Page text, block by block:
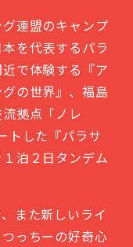
連盟のキャンプ
を代表するパラ
で体験する『ア
の世界』、福島
拠点「ノレ
トした『パラサ
泊２日タンデム
また新しいライ
っちーの好奇心